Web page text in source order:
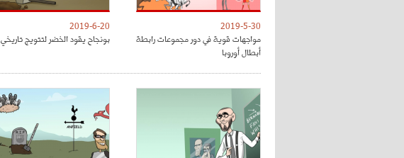
2019-5-30
مواجهات قوية في دور مجموعات رابطة
أبطال أوروبا
2019-6-20
بونجاح يقود الخضر لتتويج تاريخي